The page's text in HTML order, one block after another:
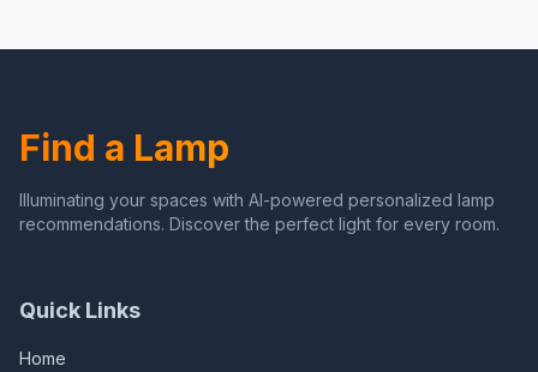
Find a Lamp
Illuminating your spaces with AI-powered personalized lamp
recommendations. Discover the perfect light for every room.
Quick Links
Home